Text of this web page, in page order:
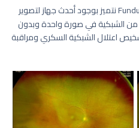
Fundus photography نتميز بوجود أحدث جهاز لتصوير
الشبكية Optos ، إذ يقوم بتصوير%80 من الشبكية في صورة واحدة وبدون
اعتلال الشبكية السكري ومراقبة